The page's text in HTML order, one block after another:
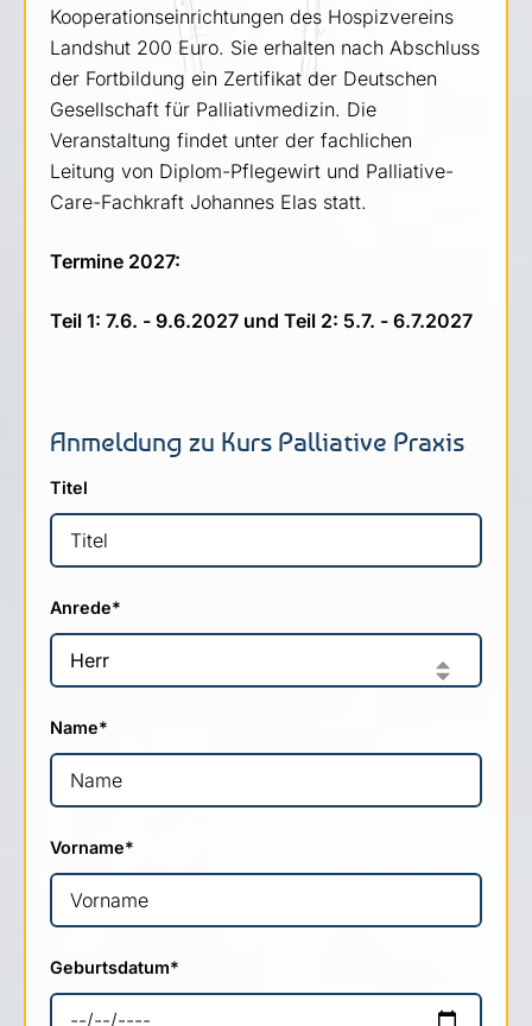
Kooperationseinrichtungen des Hospizvereins
Landshut 200 Euro. Sie erhalten nach Abschluss
der Fortbildung ein Zertifikat der Deutschen
Gesellschaft für Palliativmedizin. Die
Veranstaltung findet unter der fachlichen
Leitung von Diplom-Pflegewirt und Palliative-
Care-Fachkraft Johannes Elas statt.
Termine 2027:
Teil 1: 7.6. - 9.6.2027 und Teil 2: 5.7. - 6.7.2027
Anmeldung zu Kurs Palliative Praxis
Titel
Anrede*
Name*
Vorname*
Geburtsdatum*